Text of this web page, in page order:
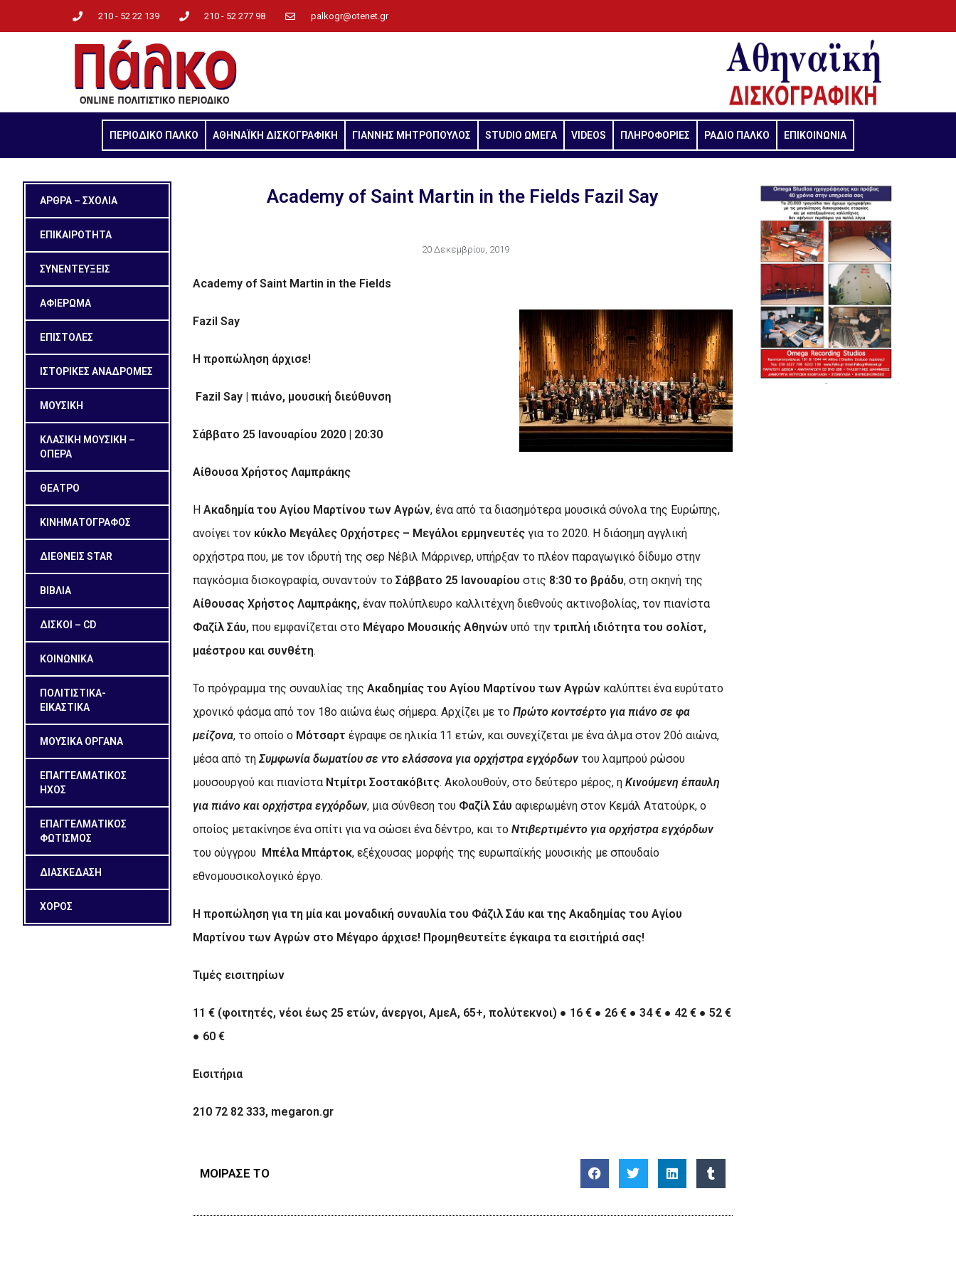
210 - 52 22 139 210 - 52 277 98 palkogr@otenet.gr
ΠΕΡΙΟΔΙΚΟ ΠΑΛΚΟ ΑΘΗΝΑΪΚΗ ΔΙΣΚΟΓΡΑΦΙΚΗ ΓΙΑΝΝΗΣ ΜΗΤΡΟΠΟΥΛΟΣ STUDIO ΩΜΕΓΑ VIDEOS ΠΛΗΡΟΦΟΡΙΕΣ ΡΑΔΙΟ ΠΑΛΚΟ ΕΠΙΚΟΙΝΩΝΙΑ
ΑΡΘΡΑ – ΣΧΟΛΙΑ
ΕΠΙΚΑΙΡΟΤΗΤΑ
ΣΥΝΕΝΤΕΥΞΕΙΣ
ΑΦΙΕΡΩΜΑ
ΕΠΙΣΤΟΛΕΣ
ΙΣΤΟΡΙΚΕΣ ΑΝΑΔΡΟΜΕΣ
ΜΟΥΣΙΚΗ
ΚΛΑΣΙΚΗ ΜΟΥΣΙΚΗ –
ΟΠΕΡΑ
ΘΕΑΤΡΟ
ΚΙΝΗΜΑΤΟΓΡΑΦΟΣ
ΔΙΕΘΝΕΙΣ STAR
ΒΙΒΛΙΑ
ΔΙΣΚΟΙ – CD
ΚΟΙΝΩΝΙΚΑ
ΠΟΛΙΤΙΣΤΙΚΑ-
ΕΙΚΑΣΤΙΚΑ
ΜΟΥΣΙΚΑ ΟΡΓΑΝΑ
ΕΠΑΓΓΕΛΜΑΤΙΚΟΣ
ΗΧΟΣ
ΕΠΑΓΓΕΛΜΑΤΙΚΟΣ
ΦΩΤΙΣΜΟΣ
ΔΙΑΣΚΕΔΑΣΗ
ΧΟΡΟΣ
Academy of Saint Martin in the Fields Fazil Say
20 Δεκεμβρίου, 2019
Academy of Saint Martin in the Fields
Fazil Say
Η προπώληση άρχισε!
Fazil Say | πιάνο, μουσική διεύθυνση
Σάββατο 25 Ιανουαρίου 2020 | 20:30
Αίθουσα Χρήστος Λαμπράκης
ΗΑκαδημία του Αγίου Μαρτίνου των Αγρών, ένα από τα διασημότερα μουσικά σύνολα της Ευρώπης,
ανοίγει τον κύκλο Μεγάλες Ορχήστρες – Μεγάλοι ερμηνευτές για το 2020. Η διάσημη αγγλική
ορχήστρα που, με τον ιδρυτή της σερ Νέβιλ Μάρρινερ, υπήρξαν το πλέον παραγωγικό δίδυμο στην
παγκόσμια δισκογραφία, συναντούν τοΣάββατο 25 Ιανουαρίουστις 8:30 το βράδυ, στη σκηνή της
Αίθουσας Χρήστος Λαμπράκης,έναν πολύπλευρο καλλιτέχνη διεθνούς ακτινοβολίας, τον πιανίστα
Φαζίλ Σάυ,που εμφανίζεται στο Μέγαρο Μουσικής Αθηνώνυπό τηντριπλή ιδιότητα του σολίστ,
μαέστρου και συνθέτη.
Το πρόγραμμα της συναυλίας τηςΑκαδημίας του Αγίου Μαρτίνου των Αγρών καλύπτει ένα ευρύτατο
χρονικό φάσμα από τον 18ο αιώνα έως σήμερα. Αρχίζει με τοΠρώτο κοντσέρτο για πιάνο σε φα
μείζονα, το οποίο ο Μότσαρτ έγραψε σε ηλικία 11 ετών, και συνεχίζεται με ένα άλμα στον 20ό αιώνα,
μέσα από τηΣυμφωνία δωματίου σε ντο ελάσσονα για ορχήστρα εγχόρδων του λαμπρού ρώσου
μουσουργού και πιανίστα Ντμίτρι Σοστακόβιτς. Ακολουθούν, στο δεύτερο μέρος, ηΚινούμενη έπαυλη
για πιάνο και ορχήστρα εγχόρδων, μια σύνθεση του Φαζίλ Σάυ αφιερωμένη στον Κεμάλ Ατατούρκ, ο
οποίος μετακίνησε ένα σπίτι για να σώσει ένα δέντρο, και τοΝτιβερτιμέντο για ορχήστρα εγχόρδων
του ούγγρου
Μπέλα Μπάρτοκ, εξέχουσας μορφής της ευρωπαϊκής μουσικής με σπουδαίο
εθνομουσικολογικό έργο.
Η προπώληση για τη μία και μοναδική συναυλία του Φάζιλ Σάυ και της Ακαδημίας του Αγίου
Μαρτίνου των Αγρών στο Μέγαρο άρχισε! Προμηθευτείτε έγκαιρα τα εισιτήριά σας!
Τιμές εισιτηρίων
11 € (φοιτητές, νέοι έως 25 ετών, άνεργοι, ΑμεΑ, 65+, πολύτεκνοι) ● 16 € ● 26 € ● 34 € ● 42 € ● 52 €
● 60 €
Eισιτήρια
210 72 82 333, megaron.gr
ΜΟΙΡΑΣΕ ΤΟ